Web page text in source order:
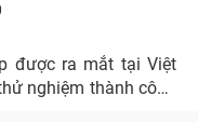
được ra mắt tại Việt
nghiệm thành công